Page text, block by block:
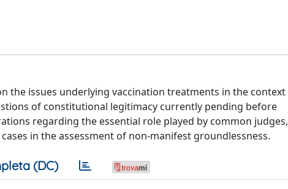
the issues underlying vaccination treatments in the context
of constitutional legitimacy currently pending before
regarding the essential role played by common judges,
in the assessment of non-manifest groundlessness.
(DC)